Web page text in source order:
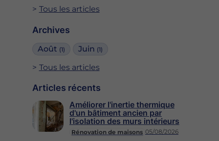
Tous les articles
Archives
Août (1) Juin (1)
Tous les articles
Articles récents
Rénovation de maisons 05/08/2026
Améliorer l'inertie thermique
d'un bâtiment ancien par
l'isolation des murs intérieurs